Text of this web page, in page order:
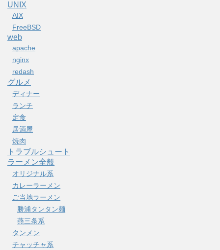
UNIX
AIX
FreeBSD
web
apache
nginx
redash
グルメ
ディナー
ランチ
定食
居酒屋
焼肉
トラブルシュート
ラーメン全般
オリジナル系
カレーラーメン
ご当地ラーメン
勝浦タンタン麺
燕三条系
タンメン
チャッチャ系